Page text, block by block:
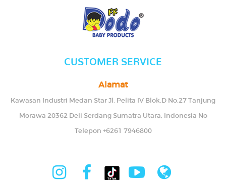
CUSTOMER SERVICE
Alamat
Kawasan Industri Medan Star Jl. Pelita IV Blok.D No.27 Tanjung
Morawa 20362 Deli Serdang Sumatra Utara, Indonesia No
Telepon +6261 7946800